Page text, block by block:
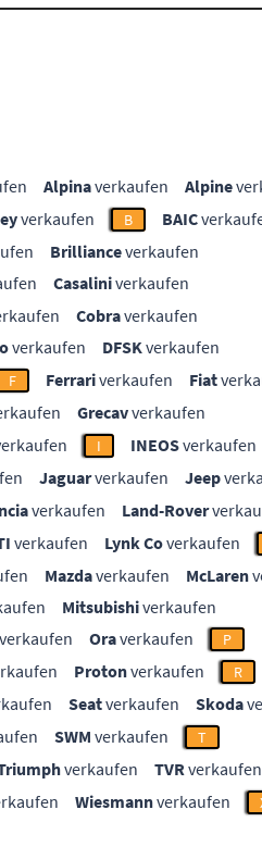
Alpinaverkaufen Alpine
verkaufen B BAIC
Brillianceverkaufen
Casaliniverkaufen
Cobraverkaufen
verkaufen DFSKverkaufen
F Ferrariverkaufen Fiat
Grecavverkaufen
I INEOSverkaufen
Jaguarverkaufen Jeep
verkaufen Land-Rover
verkaufen Lynk Coverkaufen
Mazdaverkaufen McLaren
Mitsubishiverkaufen
verkaufen Oraverkaufen P
Protonverkaufen R
Seatverkaufen Skoda
SWM verkaufen T
verkaufen TVRverkaufen
Wiesmannverkaufen